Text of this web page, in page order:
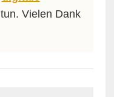
tun. Vielen Dank